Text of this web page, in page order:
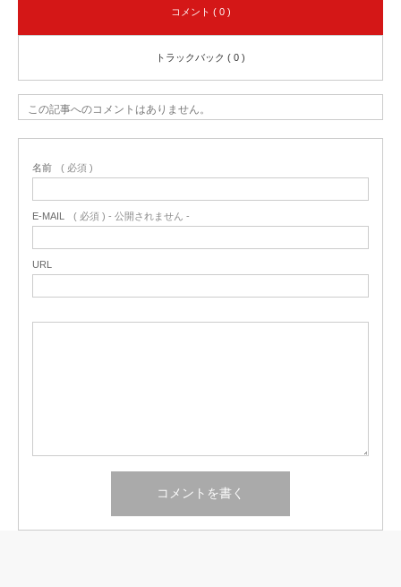
コメント ( 0 )
トラックバック ( 0 )
この記事へのコメントはありません。
名前 ( 必須 )
E-MAIL ( 必須 ) - 公開されません -
URL